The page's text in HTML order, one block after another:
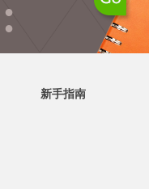
●
●
新手指南